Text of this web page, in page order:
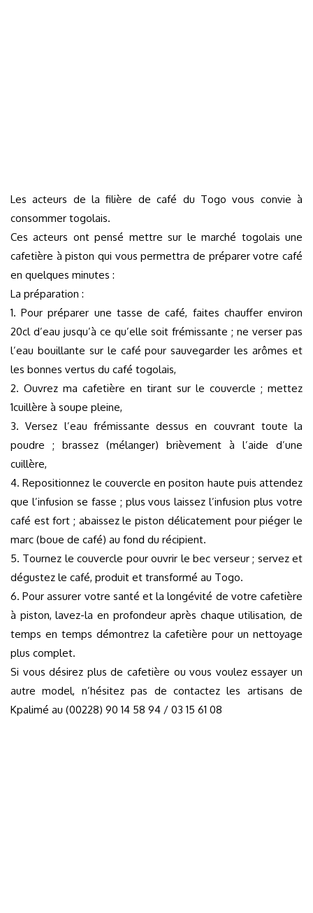
Les acteurs de la filière de café du Togo vous convie à
consommer togolais.
Ces acteurs ont pensé mettre sur le marché togolais une
cafetière à piston qui vous permettra de préparer votre café
en quelques minutes :
La préparation :
1. Pour préparer une tasse de café, faites chauffer environ
20cl d’eau jusqu’à ce qu’elle soit frémissante ; ne verser pas
l’eau bouillante sur le café pour sauvegarder les arômes et
les bonnes vertus du café togolais,
2. Ouvrez ma cafetière en tirant sur le couvercle ; mettez
1cuillère à soupe pleine,
3. Versez l’eau frémissante dessus en couvrant toute la
poudre ; brassez (mélanger) brièvement à l’aide d’une
cuillère,
4. Repositionnez le couvercle en positon haute puis attendez
que l’infusion se fasse ; plus vous laissez l’infusion plus votre
café est fort ; abaissez le piston délicatement pour piéger le
marc (boue de café) au fond du récipient.
5. Tournez le couvercle pour ouvrir le bec verseur ; servez et
dégustez le café, produit et transformé au Togo.
6. Pour assurer votre santé et la longévité de votre cafetière
à piston, lavez-la en profondeur après chaque utilisation, de
temps en temps démontrez la cafetière pour un nettoyage
plus complet.
Si vous désirez plus de cafetière ou vous voulez essayer un
autre model, n’hésitez pas de contactez les artisans de
Kpalimé au (00228) 90 14 58 94 / 03 15 61 08